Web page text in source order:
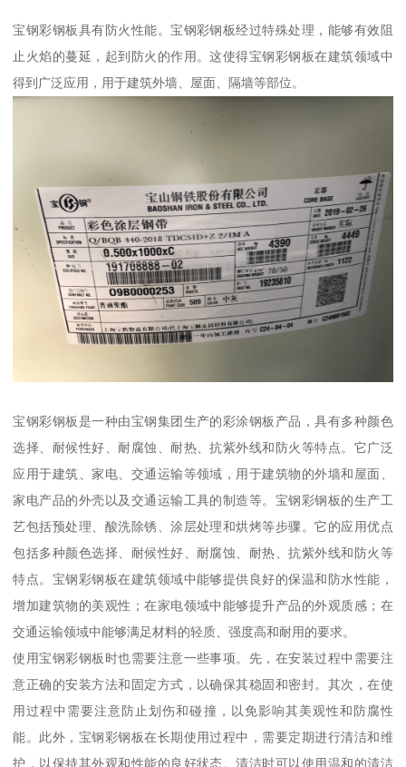
宝钢彩钢板具有防火性能。宝钢彩钢板经过特殊处理，能够有效阻
止火焰的蔓延，起到防火的作用。这使得宝钢彩钢板在建筑领域中
得到广泛应用，用于建筑外墙、屋面、隔墙等部位。
宝钢彩钢板是一种由宝钢集团生产的彩涂钢板产品，具有多种颜色
选择、耐候性好、耐腐蚀、耐热、抗紫外线和防火等特点。它广泛
应用于建筑、家电、交通运输等领域，用于建筑物的外墙和屋面、
家电产品的外壳以及交通运输工具的制造等。宝钢彩钢板的生产工
艺包括预处理、酸洗除锈、涂层处理和烘烤等步骤。它的应用优点
包括多种颜色选择、耐候性好、耐腐蚀、耐热、抗紫外线和防火等
特点。宝钢彩钢板在建筑领域中能够提供良好的保温和防水性能，
增加建筑物的美观性；在家电领域中能够提升产品的外观质感；在
交通运输领域中能够满足材料的轻质、强度高和耐用的要求。
使用宝钢彩钢板时也需要注意一些事项。先，在安装过程中需要注
意正确的安装方法和固定方式，以确保其稳固和密封。其次，在使
用过程中需要注意防止划伤和碰撞，以免影响其美观性和防腐性
能。此外，宝钢彩钢板在长期使用过程中，需要定期进行清洁和维
护，以保持其外观和性能的良好状态。清洁时可以使用温和的清洁